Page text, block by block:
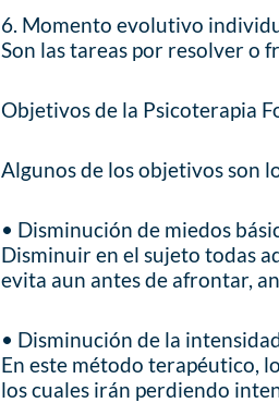
6. Momento evolutivo
Son las tareas por resolver o
Objetivos de la Psicoterapia
Algunos de los objetivos son
• Disminución de miedos
Disminuir en el sujeto todas
evita aun antes de afrontar,
• Disminución de la
En este método terapéutico,
los cuales irán perdiendo